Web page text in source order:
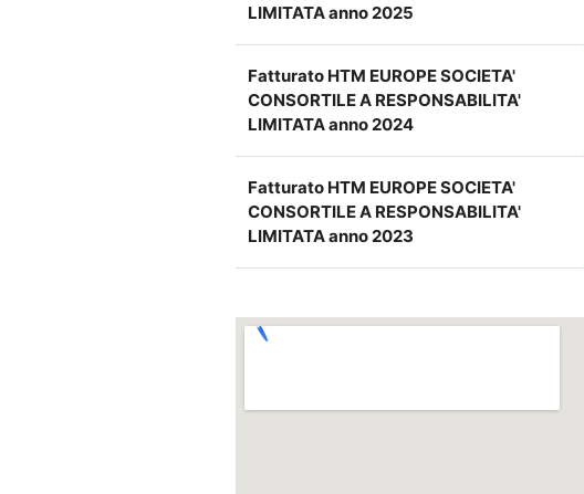
LIMITATA anno 2025
Fatturato HTM EUROPE SOCIETA'
CONSORTILE A RESPONSABILITA'
LIMITATA anno 2024
Fatturato HTM EUROPE SOCIETA'
CONSORTILE A RESPONSABILITA'
LIMITATA anno 2023